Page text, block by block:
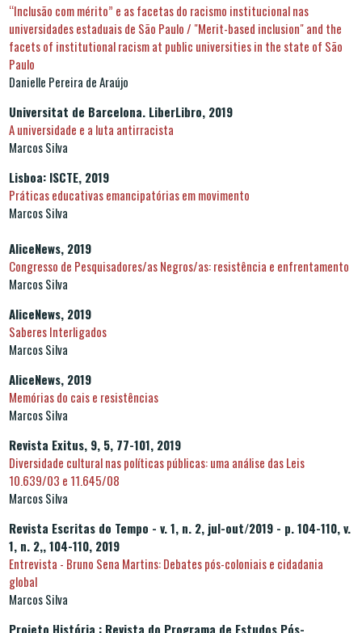
“Inclusão com mérito” e as facetas do racismo institucional nas
universidades estaduais de São Paulo / "Merit-based inclusion" and the
facets of institutional racism at public universities in the state of São
Paulo
Danielle Pereira de Araújo
Universitat de Barcelona. LiberLibro, 2019
A universidade e a luta antirracista
Marcos Silva
Lisboa: ISCTE, 2019
Práticas educativas emancipatórias em movimento
Marcos Silva
AliceNews, 2019
Congresso de Pesquisadores/as Negros/as: resistência e enfrentamento
Marcos Silva
AliceNews, 2019
Saberes Interligados
Marcos Silva
AliceNews, 2019
Memórias do cais e resistências
Marcos Silva
Revista Exitus, 9, 5, 77-101, 2019
Diversidade cultural nas políticas públicas: uma análise das Leis
10.639/03 e 11.645/08
Marcos Silva
Revista Escritas do Tempo - v. 1, n. 2, jul-out/2019 - p. 104-110, v.
1, n. 2,, 104-110, 2019
Entrevista - Bruno Sena Martins: Debates pós-coloniais e cidadania
global
Marcos Silva
Projeto História : Revista do Programa de Estudos Pós-